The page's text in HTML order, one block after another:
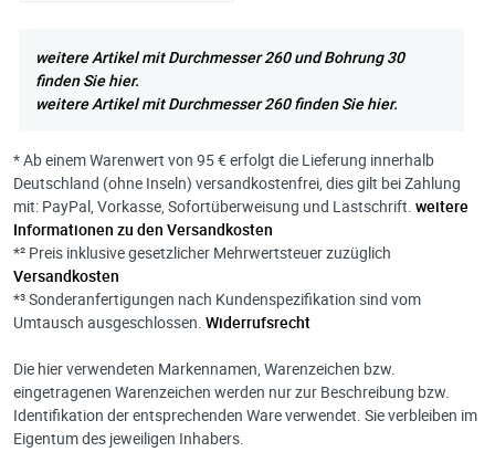
weitere Artikel mit Durchmesser 260 und Bohrung 30
finden Sie hier.
weitere Artikel mit Durchmesser 260 finden Sie hier.
* Ab einem Warenwert von 95 € erfolgt die Lieferung innerhalb
Deutschland (ohne Inseln) versandkostenfrei, dies gilt bei Zahlung
mit: PayPal, Vorkasse, Sofortüberweisung und Lastschrift. weitere
Informationen zu den Versandkosten
*² Preis inklusive gesetzlicher Mehrwertsteuer zuzüglich
Versandkosten
*³ Sonderanfertigungen nach Kundenspezifikation sind vom
Umtausch ausgeschlossen. Widerrufsrecht
Die hier verwendeten Markennamen, Warenzeichen bzw.
eingetragenen Warenzeichen werden nur zur Beschreibung bzw.
Identifikation der entsprechenden Ware verwendet. Sie verbleiben im
Eigentum des jeweiligen Inhabers.